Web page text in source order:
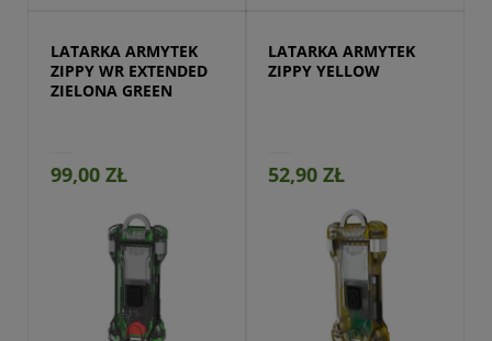
LATARKA ARMYTEK
ZIPPY WR EXTENDED
ZIELONA GREEN
99,00 ZŁ
LATARKA ARMYTEK
ZIPPY YELLOW
52,90 ZŁ